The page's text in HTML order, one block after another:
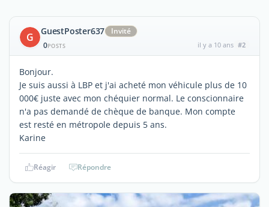
G GuestPoster637
Invité
0POSTS il y a 10 ans #2
Bonjour.
Je suis aussi à LBP et j'ai acheté mon véhicule plus de 10
000€ juste avec mon chéquier normal. Le conscionnaire
n'a pas demandé de chèque de banque. Mon compte
est resté en métropole depuis 5 ans.
Karine
Réagir Répondre